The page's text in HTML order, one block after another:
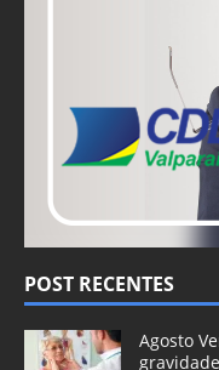
POST RECENTES
Agosto